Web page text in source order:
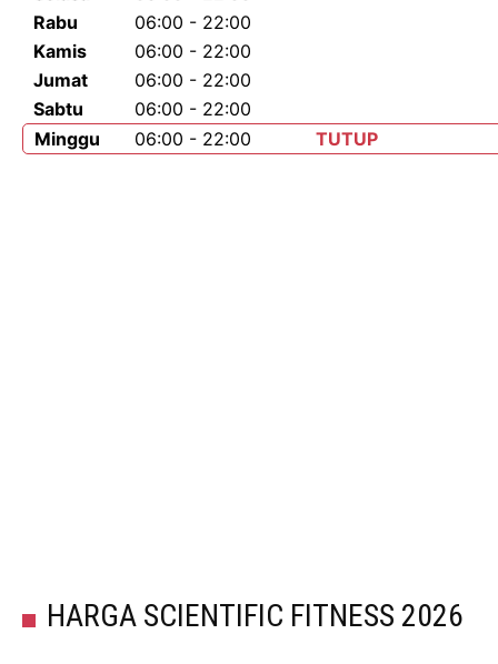
Rabu
06:00 - 22:00
Kamis
06:00 - 22:00
Jumat
06:00 - 22:00
Sabtu
06:00 - 22:00
Minggu
06:00 - 22:00 TUTUP
HARGA SCIENTIFIC FITNESS 2026